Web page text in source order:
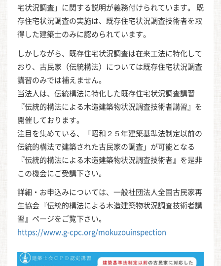
宅状況調査」に関する説明が義務付けられています。 既
存住宅状況調査の実施は、既存住宅状況調査技術者を取
得した建築士のみに認められています。
しかしながら、既存住宅状況調査は在来工法に特化して
おり、古民家（伝統構法）については既存住宅状況調査
講習のみでは補えません。
当法人は、伝統構法に特化した既存住宅状況調査講習
『伝統的構法による木造建築物状況調査技術者講習』を
開催しております。
注目を集めている、「昭和２５年建築基準法制定以前の
伝統的構法で建築された古民家の調査」が可能となる
『伝統的構法による木造建築物状況調査技術者』を是非
この機会にご受講下さい。
詳細・お申込みについては、一般社団法人全国古民家再
生協会『伝統的構法による木造建築物状況調査技術者講
習』ページをご覧下さい。
https://www.g-cpc.org/mokuzouinspection